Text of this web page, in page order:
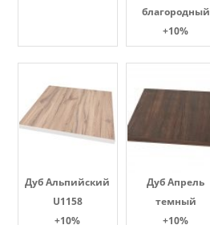
благородный
+10%
Дуб Альпийский
U1158
+10%
Дуб Апрель
темный
+10%